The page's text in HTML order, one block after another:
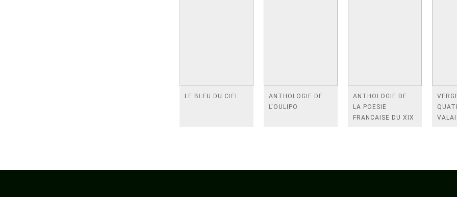
LE BLEU DU CIEL
ANTHOLOGIE DE
L'OULIPO
ANTHOLOGIE DE
LA POESIE
FRANCAISE DU XIX